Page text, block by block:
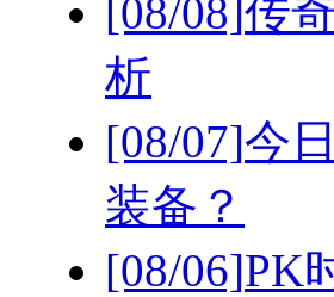
[08/08]传
析
[08/07]今
装备？
[08/06]PK